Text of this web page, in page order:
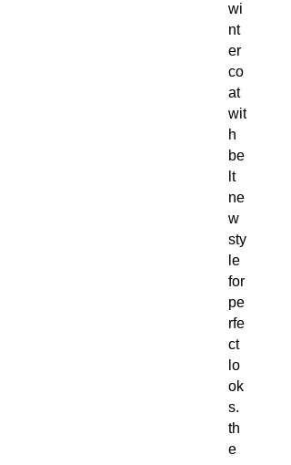
wi
nt
er
co
at
wit
h
be
lt
ne
w
sty
le
for
pe
rfe
ct
lo
ok
s.
th
e